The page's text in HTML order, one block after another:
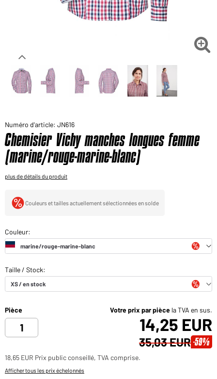
Voudriez-vous acheter des produits pour votre besoin

Numéro d'article: JN616
Chemisier Vichy manches longues femme
(marine/rouge-marine-blanc)
plus de détails du produit
Couleurs et tailles actuellement sélectionnées en solde
Pièce Votre prix par pièce la TVA en sus.
14,25 EUR
35,03 EUR -59%
18,65 EUR Prix public conseillé, TVA comprise.
Afficher tous les prix échelonnés